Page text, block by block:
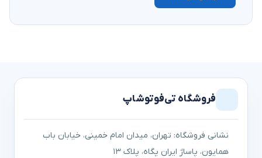
فروشگاه تی‌فوتوشاپ
نشانی فروشگاه: تهران، میدان امام خمینی، خیابان باب
همایون، پاساژ ایران پگاه، پلاک ۱۳